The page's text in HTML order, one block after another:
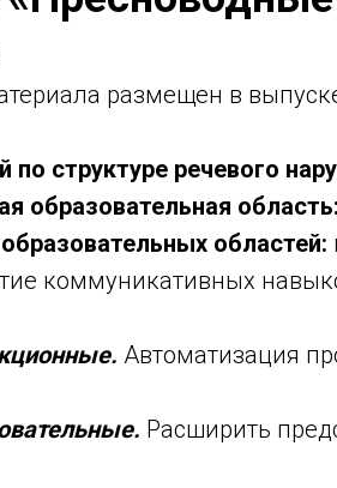
размещен в
по структуре речевого
образовательная область:
областей:
коммуникативных
Автоматизация
Расширить